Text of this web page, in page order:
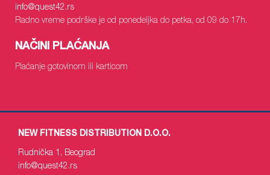
info@quest42.rs
Radno vreme podrške je od ponedeljka do petka, od 09 do 17h.
NAČINI PLAĆANJA
Plaćanje gotovinom ili karticom
NEW FITNESS DISTRIBUTION D.O.O.
Rudnička 1, Beograd
info@quest42.rs